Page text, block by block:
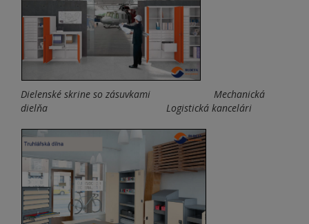
Dielenské skrine so zásuvkami Mechanická
dielňa Logistická kancelári